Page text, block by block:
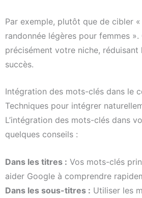
Par exemple, plutôt que de cibler
randonnée légères pour femmes
précisément votre niche,
succès.
Intégration des mots-clés dans le
Techniques pour intégrer
L’intégration des mots-clés dans
quelques conseils :
Dans les titres : Vos mots-clés
aider Google à comprendre
Dans les sous-titres : Utiliser les